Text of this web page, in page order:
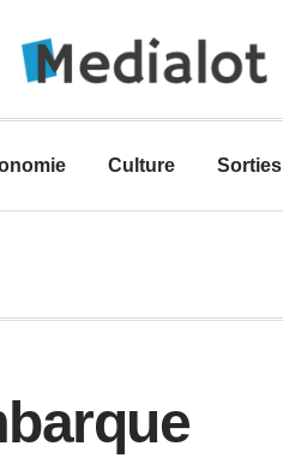
Culture Sorties